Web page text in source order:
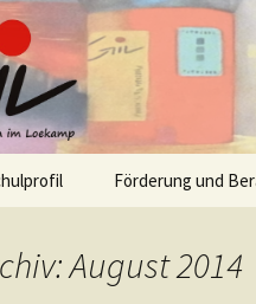
Förderung und
August 2014